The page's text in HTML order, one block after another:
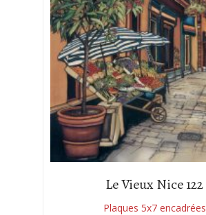
Le Vieux Nice 122
Plaques 5x7 encadrées